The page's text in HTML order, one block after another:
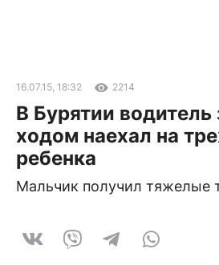
16.07.15, 18:32 2214
В Бурятии водитель
ходом наехал на
ребенка
Мальчик получил тяжелые